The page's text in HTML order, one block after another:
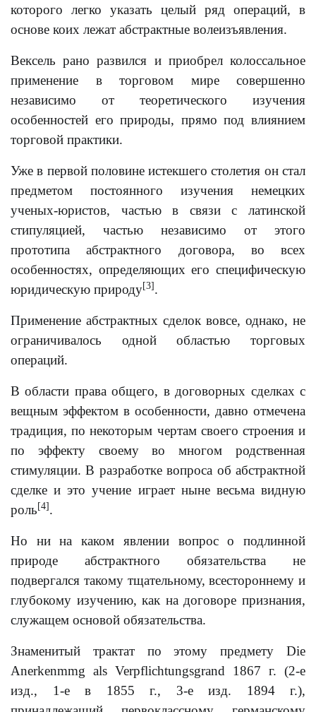
которого легко указать целый ряд операций, в
основе коих лежат абстрактные волеизъявления.
Вексель рано развился и приобрел колоссальное
применение в торговом мире совершенно
независимо от теоретического изучения
особенностей его природы, прямо под влиянием
торговой практики.
Уже в первой половине истекшего столетия он стал
предметом постоянного изучения немецких
ученых-юристов, частью в связи с латинской
стипуляцией, частью независимо от этого
прототипа абстрактного договора, во всех
особенностях, определяющих его специфическую
юридическую природу[3] .
Применение абстрактных сделок вовсе, однако, не
ограничивалось одной областью торговых
операций.
В области права общего, в договорных сделках с
вещным эффектом в особенности, давно отмечена
традиция, по некоторым чертам своего строения и
по эффекту своему во многом родственная
стимуляции. В разработке вопроса об абстрактной
сделке и это учение играет ныне весьма видную
роль [4] .
Но ни на каком явлении вопрос о подлинной
природе абстрактного обязательства не
подвергался такому тщательному, всестороннему и
глубокому изучению, как на договоре признания,
служащем основой обязательства.
Знаменитый трактат по этому предмету Die
Anerkenmmg als Verpflichtungsgrand 1867 г. (2-е
изд., 1-е в 1855 г., 3-е изд. 1894 г.),